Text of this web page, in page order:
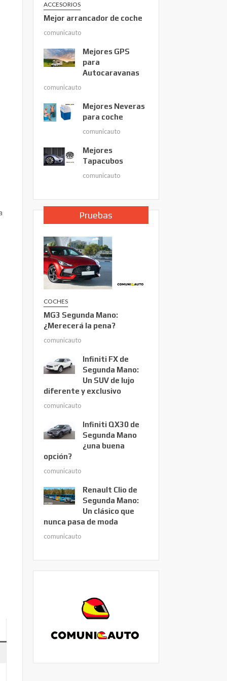
ACCESORIOS
Mejor arrancador de coche
comunicauto
Mejores GPS
para
Autocaravanas
comunicauto
Mejores Neveras
para coche
comunicauto
Mejores
Tapacubos
comunicauto
Pruebas
COCHES
MG3 Segunda Mano:
¿Merecerá la pena?
comunicauto
Infiniti FX de
Segunda Mano:
Un SUV de lujo
diferente y exclusivo
comunicauto
Infiniti QX30 de
Segunda Mano
¿una buena
opción?
comunicauto
Renault Clio de
Segunda Mano:
Un clásico que
nunca pasa de moda
comunicauto